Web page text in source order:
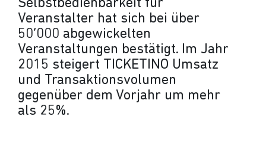
Selbstbedienbarkeit für
Veranstalter hat sich bei über
50‘000 abgewickelten
Veranstaltungen bestätigt. Im Jahr
2015 steigert TICKETINO Umsatz
und Transaktionsvolumen
gegenüber dem Vorjahr um mehr
als 25%.